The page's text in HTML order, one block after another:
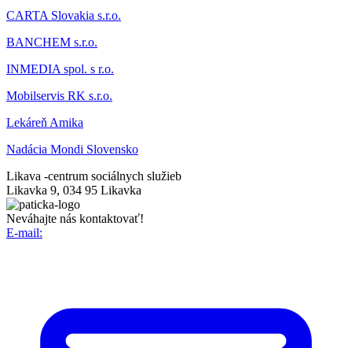
CARTA Slovakia s.r.o.
BANCHEM s.r.o.
INMEDIA spol. s r.o.
Mobilservis RK s.r.o.
Lekáreň Amika
Nadácia Mondi Slovensko
Likava -centrum sociálnych služieb
Likavka 9, 034 95 Likavka
Neváhajte nás kontaktovať!
E-mail: